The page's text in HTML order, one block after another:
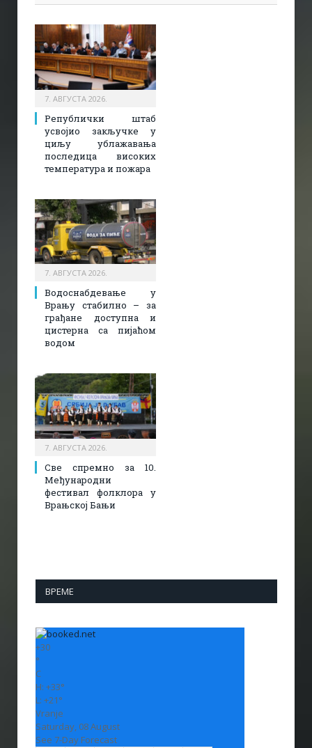
7. АВГУСТА 2026.
Републички штаб
усвојио закључке у
циљу ублажавања
последица високих
температура и пожара​
7. АВГУСТА 2026.
Водоснабдевање у
Врању стабилно – за
грађане доступна и
цистерна са пијаћом
водом
7. АВГУСТА 2026.
Све спремно за 10.
Међународни
фестивал фолклора у
Врањској Бањи
ВРЕМЕ
+30
°
C
H: +33°
L: +21°
Vranje
Saturday, 08 August
See 7-Day Forecast